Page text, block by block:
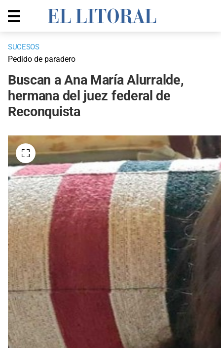
SUCESOS
Pedido de paradero
Buscan a Ana María Alurralde,
hermana del juez federal de
Reconquista